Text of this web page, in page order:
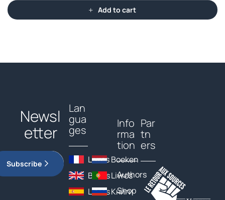
Add to cart
Newsl
etter
Subscribe
Lan
gua
ges
Livres
Books
Libros
Boeken
Livros
Книги
Info
rma
tion
Authors
Shop
Par
tn
ers